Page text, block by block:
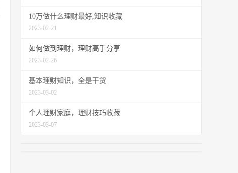
10万做什么理财最好,知识收藏
2023-02-21
如何做到理财，理财高手分享
2023-02-26
基本理财知识，全是干货
2023-03-02
个人理财家庭，理财技巧收藏
2023-03-07